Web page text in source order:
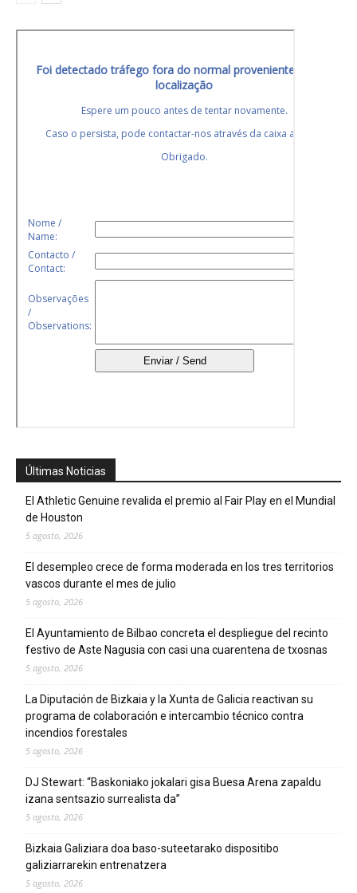
Últimas Noticias
El Athletic Genuine revalida el premio al Fair Play en el Mundial
de Houston
5 agosto, 2026
El desempleo crece de forma moderada en los tres territorios
vascos durante el mes de julio
5 agosto, 2026
El Ayuntamiento de Bilbao concreta el despliegue del recinto
festivo de Aste Nagusia con casi una cuarentena de txosnas
5 agosto, 2026
La Diputación de Bizkaia y la Xunta de Galicia reactivan su
programa de colaboración e intercambio técnico contra
incendios forestales
5 agosto, 2026
DJ Stewart: “Baskoniako jokalari gisa Buesa Arena zapaldu
izana sentsazio surrealista da”
5 agosto, 2026
Bizkaia Galiziara doa baso-suteetarako dispositibo
galiziarrarekin entrenatzera
5 agosto, 2026